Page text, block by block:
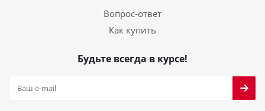
Вопрос-ответ
Как купить
Будьте всегда в курсе!